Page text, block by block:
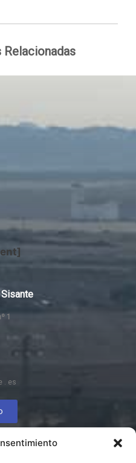
1
. es